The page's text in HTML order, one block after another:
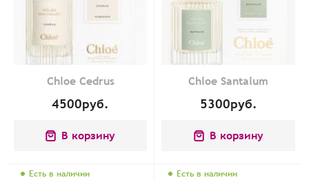
Chloe Cedrus
4500руб.
В корзину
Chloe Santalum
5300руб.
В корзину
Есть в наличии Есть в наличии